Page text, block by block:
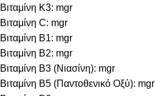
Βιταμίνη Κ3: mgr
Βιταμίνη C: mgr
Βιταμίνη B1: mgr
Βιταμίνη B2: mgr
Βιταμίνη B3 (Νιασίνη): mgr
Βιταμίνη B5 (Παντοθενικό Οξύ): mgr